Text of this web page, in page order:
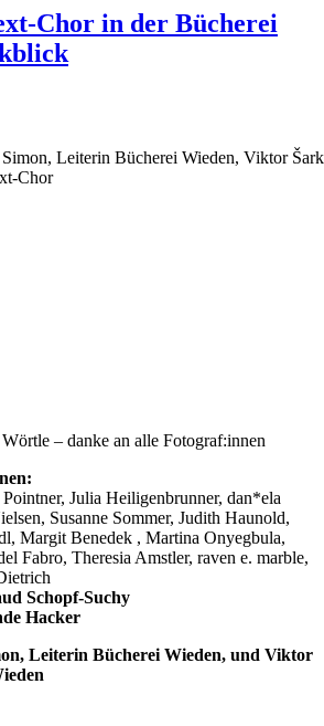
Chor in der Bücherei
Leiterin Bücherei Wieden, Viktor
Chor
– danke an alle Fotograf:innen
Julia Heiligenbrunner, dan*ela
Susanne Sommer, Judith Haunold,
Margit Benedek , Martina Onyegbula,
Fabro, Theresia Amstler, raven e. marble,
Schopf-Suchy
Hacker
Leiterin Bücherei Wieden, und Viktor